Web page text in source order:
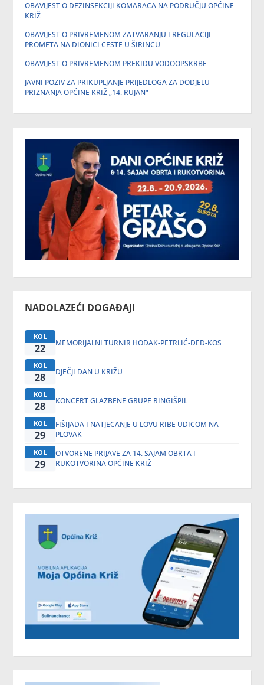
OBAVIJEST O DEZINSEKCIJI KOMARACA NA PODRUČJU OPĆINE
KRIŽ
OBAVIJEST O PRIVREMENOM ZATVARANJU I REGULACIJI
PROMETA NA DIONICI CESTE U ŠIRINCU
OBAVIJEST O PRIVREMENOM PREKIDU VODOOPSKRBE
JAVNI POZIV ZA PRIKUPLJANJE PRIJEDLOGA ZA DODJELU
PRIZNANJA OPĆINE KRIŽ „14. RUJAN“
NADOLAZEĆI DOGAĐAJI
KOL
22 MEMORIJALNI TURNIR HODAK-PETRLIĆ-DED-KOS
KOL
28 DJEČJI DAN U KRIŽU
KOL
28 KONCERT GLAZBENE GRUPE RINGIŠPIL
KOL
29
FIŠIJADA I NATJECANJE U LOVU RIBE UDICOM NA
PLOVAK
KOL
29
OTVORENE PRIJAVE ZA 14. SAJAM OBRTA I
RUKOTVORINA OPĆINE KRIŽ